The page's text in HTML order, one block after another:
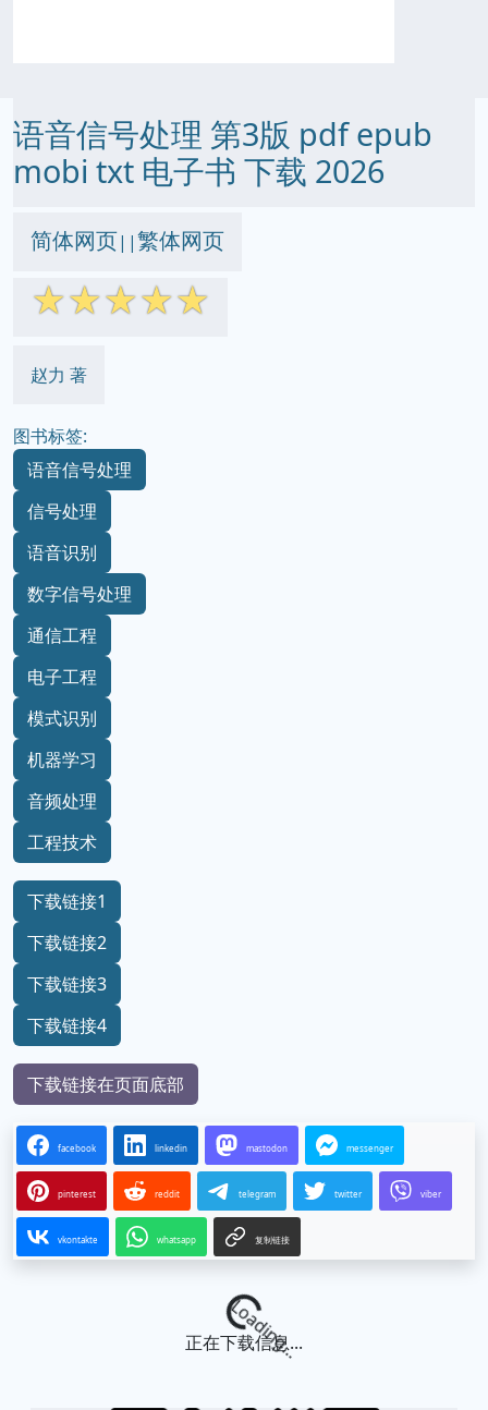
语音信号处理 第3版 pdf epub
mobi txt 电子书 下载 2026
简体网页||繁体网页
☆☆☆☆☆
赵力 著
图书标签:
语音信号处理
信号处理
语音识别
数字信号处理
通信工程
电子工程
模式识别
机器学习
音频处理
工程技术
下载链接1
下载链接2
下载链接3
下载链接4
下载链接在页面底部
facebook linkedin mastodon messenger
pinterest reddit telegram twitter viber
vkontakte whatsapp 复制链接
Loading...
正在下载信息...